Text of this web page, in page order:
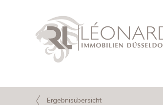
Ergebnisübersicht